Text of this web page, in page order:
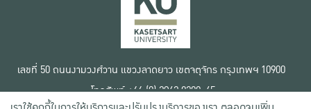
เลขที่ 50 ถนนงามวงศ์วาน แขวงลาดยาว เขตจตุจักร กรุงเทพฯ 10900
โทรศัพท์ +66 (0) 2942 8200-45